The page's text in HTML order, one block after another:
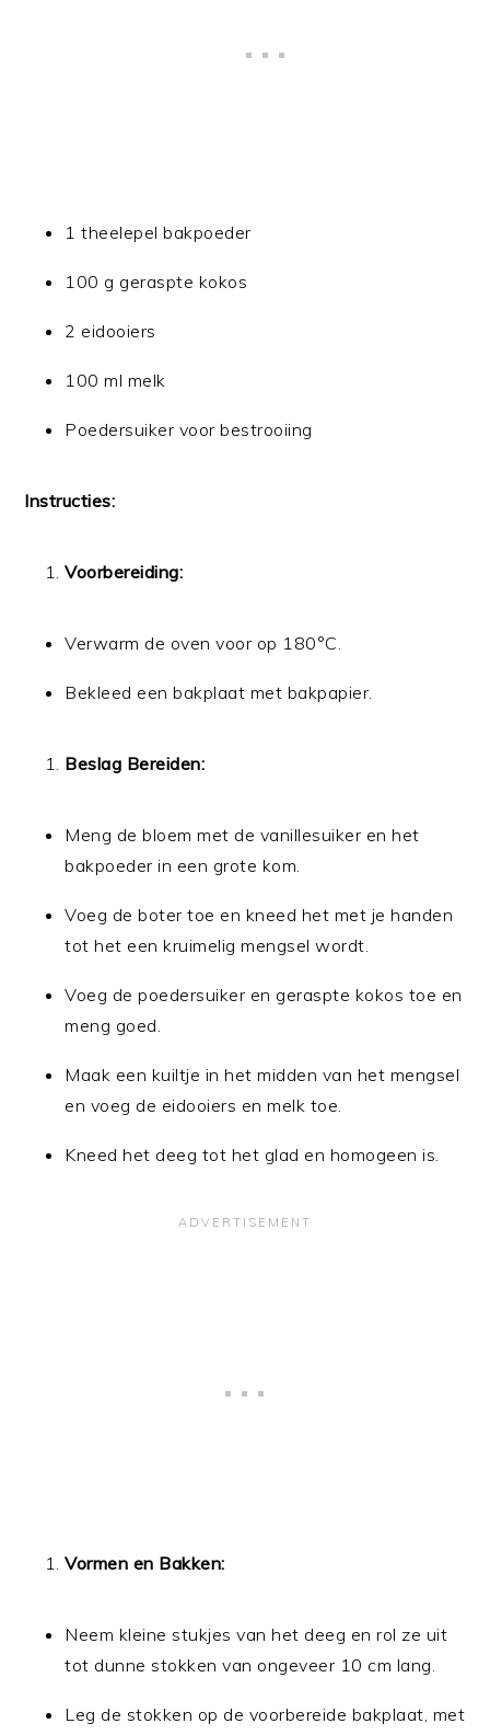
1 theelepel bakpoeder
100 g geraspte kokos
2 eidooiers
100 ml melk
Poedersuiker voor bestrooiing
Instructies:
Voorbereiding:
Verwarm de oven voor op 180°C.
Bekleed een bakplaat met bakpapier.
Beslag Bereiden:
Meng de bloem met de vanillesuiker en het
bakpoeder in een grote kom.
Voeg de boter toe en kneed het met je handen
tot het een kruimelig mengsel wordt.
Voeg de poedersuiker en geraspte kokos toe en
meng goed.
Maak een kuiltje in het midden van het mengsel
en voeg de eidooiers en melk toe.
Kneed het deeg tot het glad en homogeen is.
Vormen en Bakken:
Neem kleine stukjes van het deeg en rol ze uit
tot dunne stokken van ongeveer 10 cm lang.
Leg de stokken op de voorbereide bakplaat, met